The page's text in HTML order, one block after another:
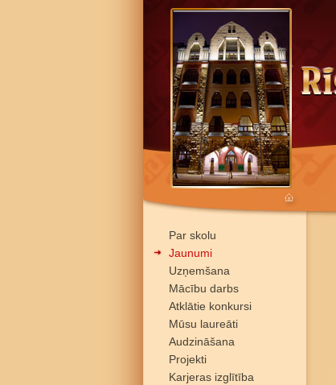
Par skolu
Jaunumi
Uzņemšana
Mācību darbs
Atklātie konkursi
Mūsu laureāti
Audzināšana
Projekti
Karjeras izglītība